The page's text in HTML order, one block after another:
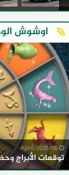
اوشوش
توقعات الأبراج